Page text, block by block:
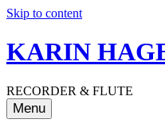
Skip to content
KARIN
RECORDER & FLUTE
Menu